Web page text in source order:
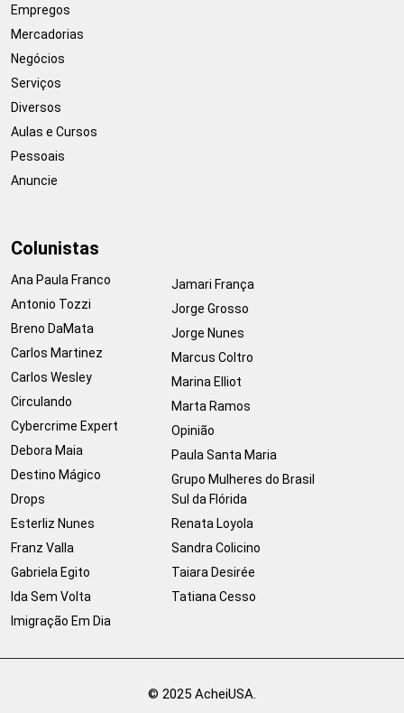
Empregos
Mercadorias
Negócios
Serviços
Diversos
Aulas e Cursos
Pessoais
Anuncie
Colunistas
Ana Paula Franco
Antonio Tozzi
Breno DaMata
Carlos Martinez
Carlos Wesley
Circulando
Cybercrime Expert
Debora Maia
Destino Mágico
Drops
Esterliz Nunes
Franz Valla
Gabriela Egito
Ida Sem Volta
Imigração Em Dia
Jamari França
Jorge Grosso
Jorge Nunes
Marcus Coltro
Marina Elliot
Marta Ramos
Opinião
Paula Santa Maria
Grupo Mulheres do Brasil
Sul da Flórida
Renata Loyola
Sandra Colicino
Taiara Desirée
Tatiana Cesso
© 2025 AcheiUSA.